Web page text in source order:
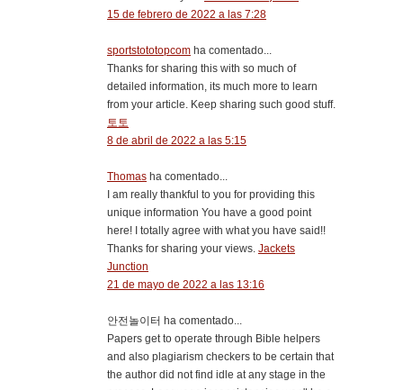
15 de febrero de 2022 a las 7:28
sportstototopcom ha comentado...
Thanks for sharing this with so much of
detailed information, its much more to learn
from your article. Keep sharing such good stuff.
토토
8 de abril de 2022 a las 5:15
Thomas ha comentado...
I am really thankful to you for providing this
unique information You have a good point
here! I totally agree with what you have said!!
Thanks for sharing your views. Jackets
Junction
21 de mayo de 2022 a las 13:16
안전놀이터 ha comentado...
Papers get to operate through Bible helpers
and also plagiarism checkers to be certain that
the author did not find idle at any stage in the